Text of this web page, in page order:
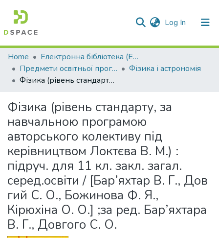
Log In (current)
Communities & Collections
All of DSpace
Home
Електронна бібліотека (E-Book)
Предмети освітньої програми профільної середньої освіти
Фізика і астрономія
Фізика (рівень стандарту, за навчальною програмою авторського колективу під керівництвом Локтєва В. М.) : підруч. для 11 кл. закл. загал. серед.освіти / [Бар’яхтар В. Г., Дов гий С. О., Божинова Ф. Я., Кірюхіна О. О.] ;за ред. Бар’яхтара В. Г., Довгого С. О.
Фізика (рівень стандарту, за
навчальною програмою
авторського колективу під
керівництвом Локтєва В. М.) :
підруч. для 11 кл. закл. загал.
серед.освіти / [Бар’яхтар В. Г., Дов
гий С. О., Божинова Ф. Я.,
Кірюхіна О. О.] ;за ред. Бар’яхтара
В. Г., Довгого С. О.